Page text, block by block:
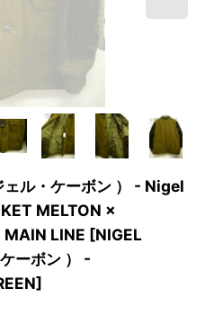
ル・ケーボン ） - Nigel
MELTON ×
MAIN LINE [NIGEL
ーボン ） -
]